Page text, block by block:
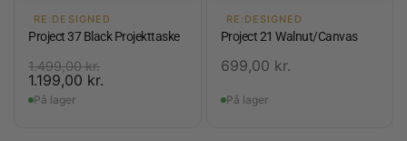
RE:DESIGNED
Project 37 Black Projekttaske
1.499,00kr.
1.199,00 kr.
På lager
RE:DESIGNED
Project 21 Walnut/Canvas
699,00 kr.
På lager